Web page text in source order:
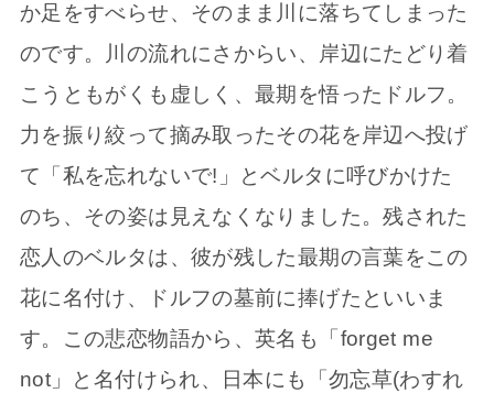
か足をすべらせ、そのまま川に落ちてしまった
のです。川の流れにさからい、岸辺にたどり着
こうともがくも虚しく、最期を悟ったドルフ。
力を振り絞って摘み取ったその花を岸辺へ投げ
て「私を忘れないで!」とベルタに呼びかけた
のち、その姿は見えなくなりました。残された
恋人のベルタは、彼が残した最期の言葉をこの
花に名付け、ドルフの墓前に捧げたといいま
す。この悲恋物語から、英名も「forget me
not」と名付けられ、日本にも「勿忘草(わすれ